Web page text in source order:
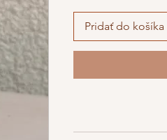
Pridať do košíka